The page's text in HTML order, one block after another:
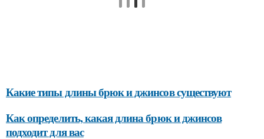
Какие типы длины брюк и джинсов существуют
Как определить, какая длина брюк и джинсов
подходит для вас